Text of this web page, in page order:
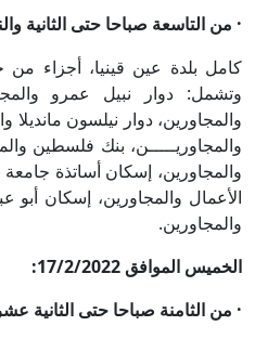
· من التاسعة صباحا حتى الثانية
كامل بلدة عين قينيا، أجزاء
وتشمل: دوار نبيل عمرو
والمجاورين، دوار نيلسون
والمجاوريـــــن، بنك فلسطين
والمجاورين، إسكان أساتذة
الأعمال والمجاورين، إسكان
والمجاورين.
الخميس الموافق 17/2/2022:
· من الثامنة صباحا حتى الثانية